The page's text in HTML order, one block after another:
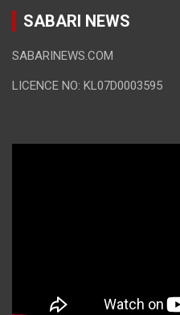
SABARI NEWS
SABARINEWS.COM
LICENCE NO: KL07D0003595